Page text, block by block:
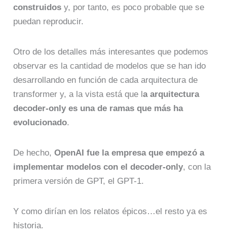
construidos y, por tanto, es poco probable que se
puedan reproducir.
Otro de los detalles más interesantes que podemos
observar es la cantidad de modelos que se han ido
desarrollando en función de cada arquitectura de
transformer y, a la vista está que la arquitectura
decoder-only es una de ramas que más ha
evolucionado.
De hecho,OpenAI fue la empresa que empezó a
implementar modelos con el decoder-only, con la
primera versión de GPT, el GPT-1.
Y como dirían en los relatos épicos…el resto ya es
historia.